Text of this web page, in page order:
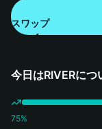
スワップ
今日はRIVERにつ
75%